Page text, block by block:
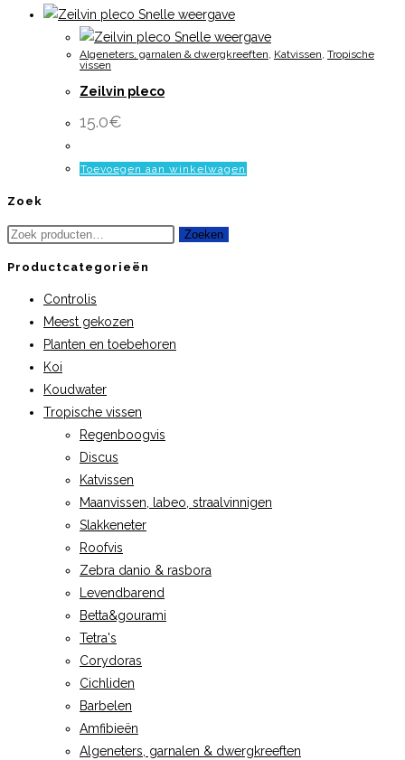
Snelle weergave
Snelle weergave
Algeneters, garnalen & dwergkreeften, Katvissen, Tropische
vissen
Zeilvin pleco
15.0€
Toevoegen aan winkelwagen
Zoek
Zoeken
Zoeken
Productcategorieën
Controlis
Meest gekozen
Planten en toebehoren
Koi
Koudwater
Tropische vissen
Regenboogvis
Discus
Katvissen
Maanvissen, labeo, straalvinnigen
Slakkeneter
Roofvis
Zebra danio & rasbora
Levendbarend
Betta&gourami
Tetra's
Corydoras
Cichliden
Barbelen
Amfibieën
Algeneters, garnalen & dwergkreeften